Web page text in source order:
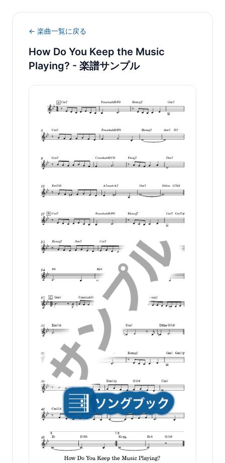
← 楽曲一覧に戻る
How Do You Keep the Music
Playing? - 楽譜サンプル